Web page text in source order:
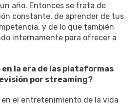
año. Entonces se trata de
constante, de aprender de tus
y de lo que también
internamente para ofrecer a
en la era de las plataformas
por streaming?
en el entretenimiento de la vida